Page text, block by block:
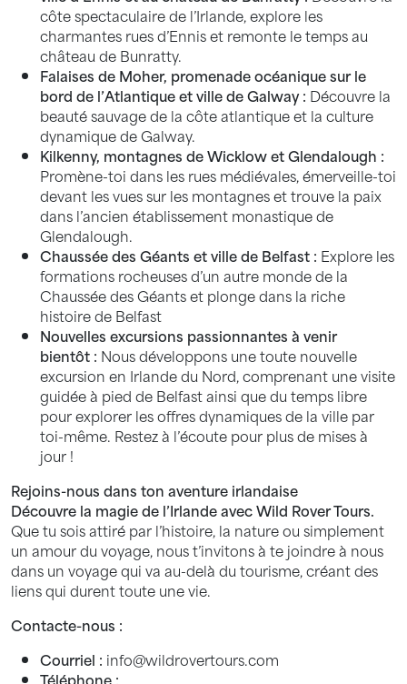
côte spectaculaire de l’Irlande, explore les
charmantes rues d’Ennis et remonte le temps au
château de Bunratty.
Falaises de Moher, promenade océanique sur le
bord de l’Atlantique et ville de Galway : Découvre la
beauté sauvage de la côte atlantique et la culture
dynamique de Galway.
Kilkenny, montagnes de Wicklow et Glendalough :
Promène-toi dans les rues médiévales, émerveille-toi
devant les vues sur les montagnes et trouve la paix
dans l’ancien établissement monastique de
Glendalough.
Chaussée des Géants et ville de Belfast : Explore les
formations rocheuses d’un autre monde de la
Chaussée des Géants et plonge dans la riche
histoire de Belfast
Nouvelles excursions passionnantes à venir
bientôt : Nous développons une toute nouvelle
excursion en Irlande du Nord, comprenant une visite
guidée à pied de Belfast ainsi que du temps libre
pour explorer les offres dynamiques de la ville par
toi-même. Restez à l’écoute pour plus de mises à
jour !
Rejoins-nous dans ton aventure irlandaise
Découvre la magie de l’Irlande avec Wild Rover Tours.
Que tu sois attiré par l’histoire, la nature ou simplement
un amour du voyage, nous t’invitons à te joindre à nous
dans un voyage qui va au-delà du tourisme, créant des
liens qui durent toute une vie.
Contacte-nous :
Courriel : info@wildrovertours.com
Téléphone :